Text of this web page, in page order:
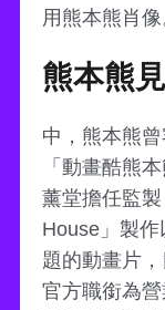
用熊本熊肖像
熊本熊
中，熊本熊
「動畫酷熊
薰堂擔任監
House」製
題的動畫片
官方職銜為